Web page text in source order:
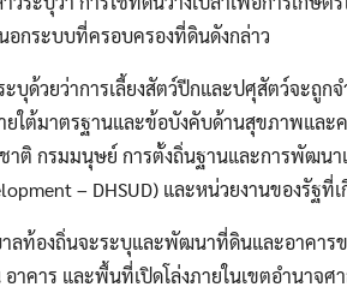
อกระบบที่ครอบครองที่ดินดังกล่าว
บุด้วยว่าการเลี้ยงสัตว์ปีกและปศุสัตว์จะถูก
ยใต้มาตรฐานและข้อบังคับด้านสุขภาพแล
ติ กรมมนุษย์ การตั้งถิ่นฐานและการพัฒนา
– DHSUD) และหน่วยงานของรัฐที่
ลท้องถิ่นจะระบุและพัฒนาที่ดินและอาคารข
าคาร และพื้นที่เปิดโล่งภายในเขตอำนาจ